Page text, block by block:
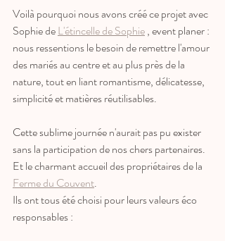
Voilà pourquoi nous avons créé ce projet avec
Sophie de L'étincelle de Sophie , event planer :
nous ressentions le besoin de remettre l'amour
des mariés au centre et au plus près de la
nature, tout en liant romantisme, délicatesse,
simplicité et matières réutilisables.
Cette sublime journée n'aurait pas pu exister
sans la participation de nos chers partenaires.
Et le charmant accueil des propriétaires de la
Ferme du Couvent.
Ils ont tous été choisi pour leurs valeurs éco
responsables :